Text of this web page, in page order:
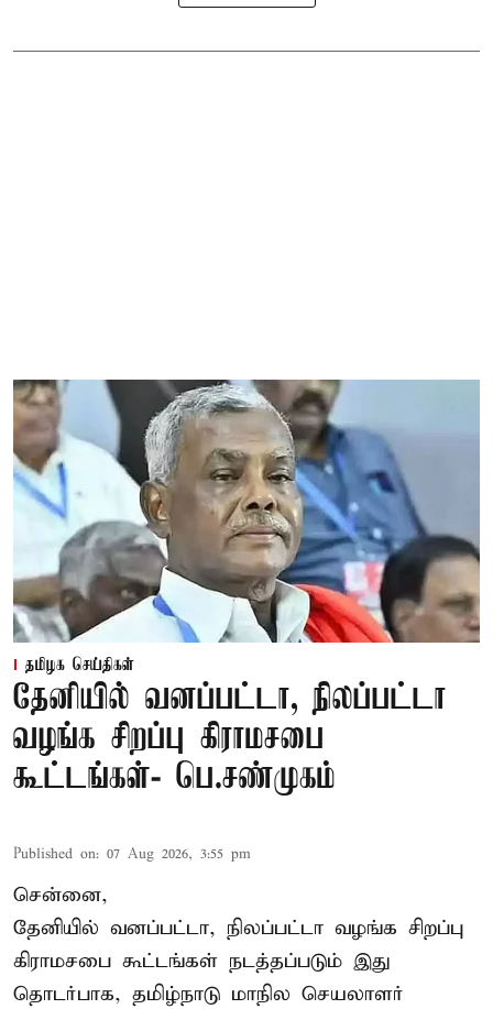
தமிழக செய்திகள்
தேனியில் வனப்பட்டா, நிலப்பட்டா
வழங்க சிறப்பு கிராமசபை
கூட்டங்கள்- பெ.சண்முகம்
Published on: 07 Aug 2026, 3:55 pm
சென்னை,
தேனியில் வனப்பட்டா, நிலப்பட்டா வழங்க சிறப்பு
கிராமசபை கூட்டங்கள் நடத்தப்படும் இது
தொடர்பாக, தமிழ்நாடு மாநில செயலாளர்